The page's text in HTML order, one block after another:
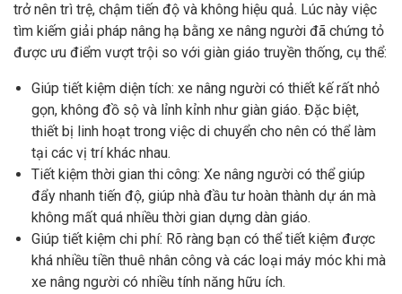
trở nên trì trệ, chậm tiến độ và không hiệu quả. Lúc này việc
tìm kiếm giải pháp nâng hạ bằng xe nâng người đã chứng tỏ
được ưu điểm vượt trội so với giàn giáo truyền thống, cụ thể:
Giúp tiết kiệm diện tích: xe nâng người có thiết kế rất nhỏ
gọn, không đồ sộ và lỉnh kỉnh như giàn giáo. Đặc biệt,
thiết bị linh hoạt trong việc di chuyển cho nên có thể làm
tại các vị trí khác nhau.
Tiết kiệm thời gian thi công: Xe nâng người có thể giúp
đẩy nhanh tiến độ, giúp nhà đầu tư hoàn thành dự án mà
không mất quá nhiều thời gian dựng dàn giáo.
Giúp tiết kiệm chi phí: Rõ ràng bạn có thể tiết kiệm được
khá nhiều tiền thuê nhân công và các loại máy móc khi mà
xe nâng người có nhiều tính năng hữu ích.